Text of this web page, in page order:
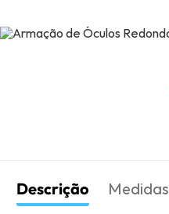
Descrição Medidas